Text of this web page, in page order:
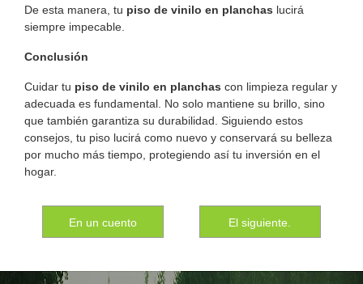
De esta manera, tu piso de vinilo en planchas lucirá
siempre impecable.
Conclusión
Cuidar tu piso de vinilo en planchas con limpieza regular y
adecuada es fundamental. No solo mantiene su brillo, sino
que también garantiza su durabilidad. Siguiendo estos
consejos, tu piso lucirá como nuevo y conservará su belleza
por mucho más tiempo, protegiendo así tu inversión en el
hogar.
En un cuento El siguiente.